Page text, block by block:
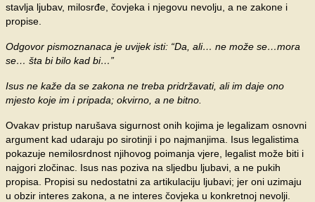
stavlja ljubav, milosrđe, čovjeka i njegovu nevolju, a ne zakone i
propise.
Odgovor pismoznanaca je uvijek isti: “Da, ali… ne može se…mora
se… šta bi bilo kad bi…”
Isus ne kaže da se zakona ne treba pridržavati, ali im daje ono
mjesto koje im i pripada; okvirno, a ne bitno.
Ovakav pristup narušava sigurnost onih kojima je legalizam osnovni
argument kad udaraju po sirotinji i po najmanjima. Isus legalistima
pokazuje nemilosrdnost njihovog poimanja vjere, legalist može biti i
najgori zločinac. Isus nas poziva na sljedbu ljubavi, a ne pukih
propisa. Propisi su nedostatni za artikulaciju ljubavi; jer oni uzimaju
u obzir interes zakona, a ne interes čovjeka u konkretnoj nevolji.